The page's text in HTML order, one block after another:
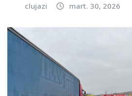
clujazi mart. 30, 2026